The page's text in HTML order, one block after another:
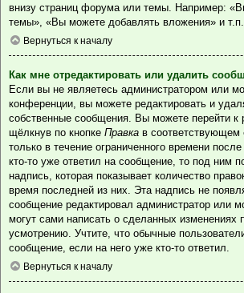
внизу страниц форума или темы. Например:
темы», «Вы можете добавлять вложения» и т.п.
Вернуться к началу
Как мне отредактировать или удалить
Если вы не являетесь администратором или
конференции, вы можете редактировать и
собственные сообщения. Вы можете перейти к
щёлкнув по кнопке Правка в соответствующем
только в течение ограниченного времени
кто-то уже ответил на сообщение, то под ним
надпись, которая показывает количество
время последней из них. Эта надпись не
сообщение редактировал администратор или
могут сами написать о сделанных изменениях
усмотрению. Учтите, что обычные
сообщение, если на него уже кто-то ответил.
Вернуться к началу